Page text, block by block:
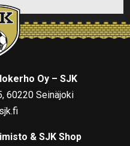
Oy – SJK
60220 Seinäjoki
& SJK Shop